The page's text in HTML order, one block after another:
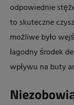
odpowiednie
to skuteczne
możliwe było
łagodny środek
wpływu na buty